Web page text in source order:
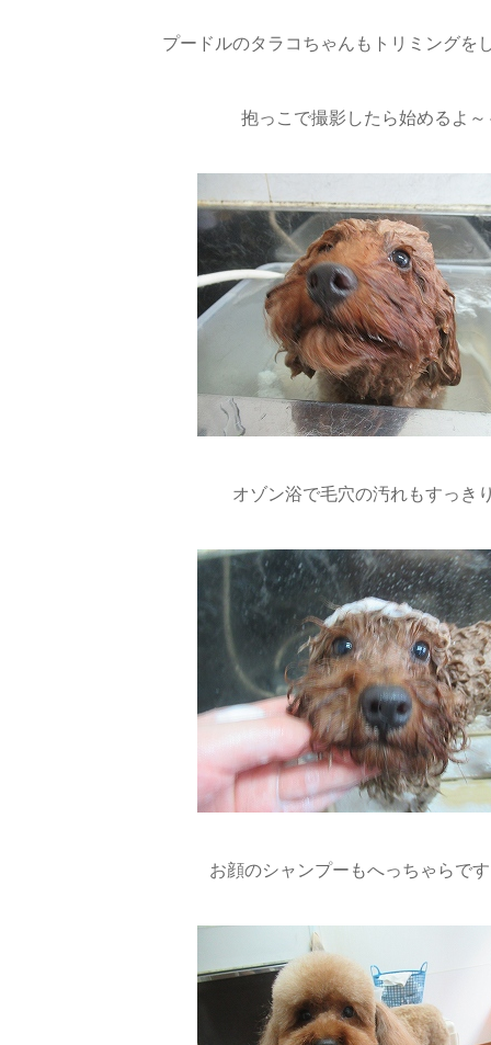
プードルのタラコちゃんもトリミングを
抱っこで撮影したら始めるよ～
オゾン浴で毛穴の汚れもすっき
お顔のシャンプーもへっちゃらで